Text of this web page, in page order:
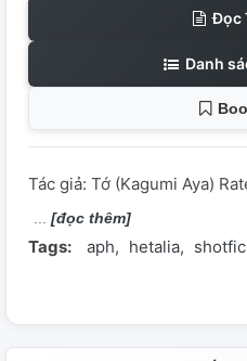
Đọc
Danh
Tác giả: Tớ (Kagumi Aya)
[đọc thêm]
Tags: aph hetalia shotfic